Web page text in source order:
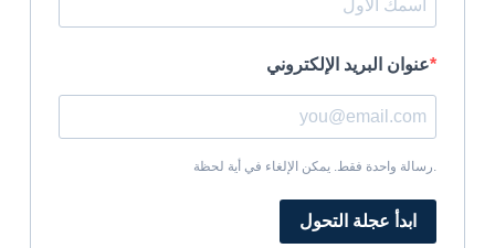
عنوان البريد الإلكتروني
ابدأ عجلة التحول